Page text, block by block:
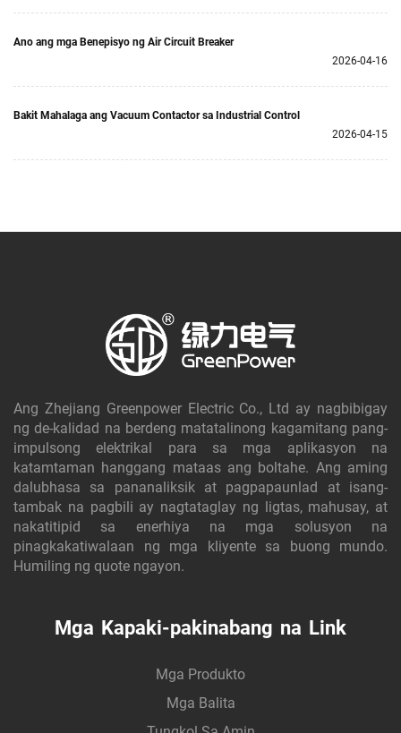
Ano ang mga Benepisyo ng Air Circuit Breaker
2026-04-16
Bakit Mahalaga ang Vacuum Contactor sa Industrial Control
2026-04-15
Ang Zhejiang Greenpower Electric Co., Ltd ay nagbibigay
ng de-kalidad na berdeng matatalinong kagamitang pang-
impulsong elektrikal para sa mga aplikasyon na
katamtaman hanggang mataas ang boltahe. Ang aming
dalubhasa sa pananaliksik at pagpapaunlad at isang-
tambak na pagbili ay nagtataglay ng ligtas, mahusay, at
nakatitipid sa enerhiya na mga solusyon na
pinagkakatiwalaan ng mga kliyente sa buong mundo.
Humiling ng quote ngayon.
Mga Kapaki-pakinabang na Link
Mga Produkto
Mga Balita